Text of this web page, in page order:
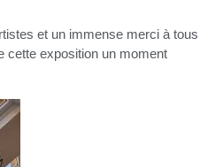
et un immense merci à tous
cette exposition un moment